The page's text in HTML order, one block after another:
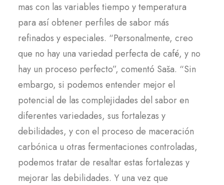
mas con las variables tiempo y temperatura
para así obtener perfiles de sabor más
refinados y especiales. “Personalmente, creo
que no hay una variedad perfecta de café, y no
hay un proceso perfecto”, comentó Saša. “Sin
embargo, si podemos entender mejor el
potencial de las complejidades del sabor en
diferentes variedades, sus fortalezas y
debilidades, y con el proceso de maceración
carbónica u otras fermentaciones controladas,
podemos tratar de resaltar estas fortalezas y
mejorar las debilidades. Y una vez que